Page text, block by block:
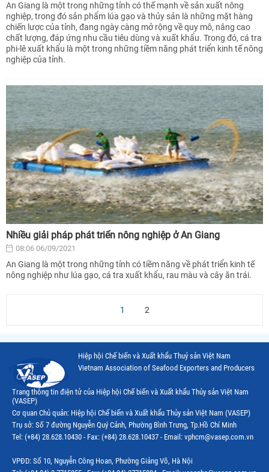
An Giang là một trong những tỉnh có thế mạnh về sản xuất nông
nghiệp, trong đó sản phẩm lúa gạo và thủy sản là những mặt hàng
chiến lược của tỉnh, đang ngày càng mở rộng về quy mô, nâng cao
chất lượng, đáp ứng nhu cầu tiêu dùng và xuất khẩu. Trong đó, cá tra
phi-lê xuất khẩu là một trong những tiềm năng phát triển kinh tế nông
nghiệp của tỉnh.
Nhiều giải pháp phát triển nông nghiệp ở An Giang
08:06 06/09/2021
An Giang là một trong những tỉnh có tiềm năng về phát triển kinh tế
nông nghiệp như lúa gạo, cá tra xuất khẩu, rau màu và cây ăn trái.
1 2
Hiệp hội Chế biến và Xuất khẩu Thuỷ sản Việt Nam
Vietnam Association of Seafood Exporters and Producers
Trang thông tin điện tử của Hiệp hội Chế biến và Xuất khẩu Thủy sản Việt Nam
(VASEP)
Cơ quan Chủ quản: Hiệp hội Chế biến và Xuất khẩu Thủy sản Việt Nam (VASEP)
Trụ sở: Số 7 đường Nguyễn Quý Cảnh, Phường Bình Trưng, Tp.Hồ Chí Minh
Tel: (+84) 28.628.10430 - Fax: (+84) 28.628.10437 - Email: vphcm@vasep.com.vn
VPĐD: Số 10, Nguyễn Công Hoan, Phường Giảng Võ, Hà Nội